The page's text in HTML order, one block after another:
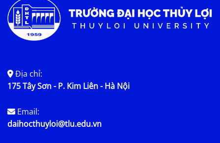
Địa chỉ:
175 Tây Sơn - P. Kim Liên - Hà Nội
Email:
daihocthuyloi@tlu.edu.vn